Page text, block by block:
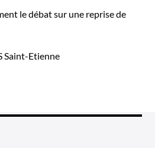
le débat sur une reprise de
Saint-Etienne